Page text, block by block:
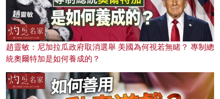
趙靈敏：尼加拉瓜政府取消選舉 美國為何視若無睹？ 專制總
統奧爾特加是如何養成的？